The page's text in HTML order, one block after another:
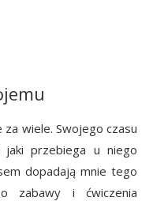
za wiele. Swojego czasu
jaki przebiega u niego
dopadają mnie tego
zabawy i ćwiczenia